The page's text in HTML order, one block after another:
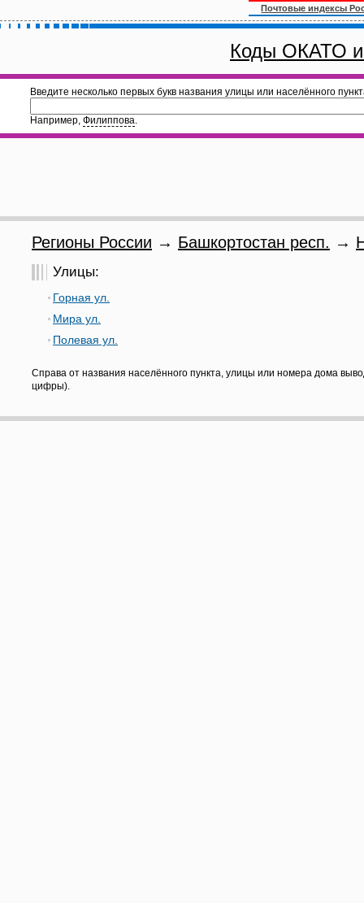
Почтовые индексы
Коды ОКАТО
Введите несколько первых букв названия улицы или населённого
Например, Филиппова.
Регионы России → Башкортостан респ. →
Улицы:
Горная ул.
Мира ул.
Полевая ул.
Справа от названия населённого пункта, улицы или номера дома
цифры).